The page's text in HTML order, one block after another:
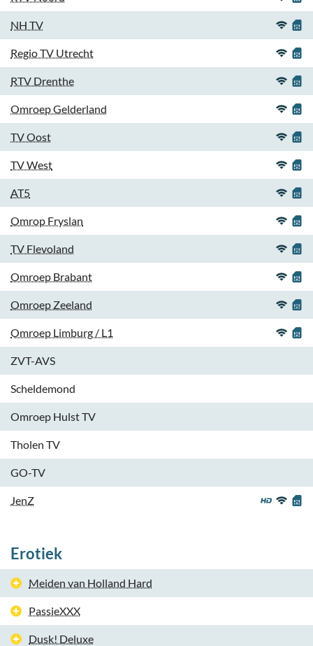
NH TV
Regio TV Utrecht
RTV Drenthe
Omroep Gelderland
TV Oost
TV West
AT5
Omrop Fryslan
TV Flevoland
Omroep Brabant
Omroep Zeeland
Omroep Limburg / L1
ZVT-AVS
Scheldemond
Omroep Hulst TV
Tholen TV
GO-TV
JenZ
Erotiek
Meiden van Holland Hard
PassieXXX
Dusk! Deluxe